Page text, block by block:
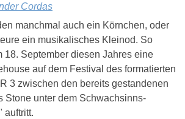
Cordas
manchmal auch ein Körnchen, oder
ein musikalisches Kleinod. So
18. September diesen Jahres eine
auf dem Festival des formatierten
3 zwischen den bereits gestandenen
Stone unter dem Schwachsinns-
auftritt.